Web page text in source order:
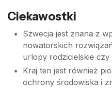
Ciekawostki
Szwecja jest znana z
nowatorskich
urlopy rodzicielskie czy
Kraj ten jest również
ochrony środowiska i